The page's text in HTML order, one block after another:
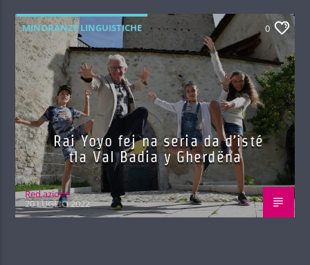
MINORANZE LINGUISTICHE 0
Rai Yoyo fej na seria da d’isté
tla Val Badia y Gherdëna
Red.azione
20 LUGLIO 2022